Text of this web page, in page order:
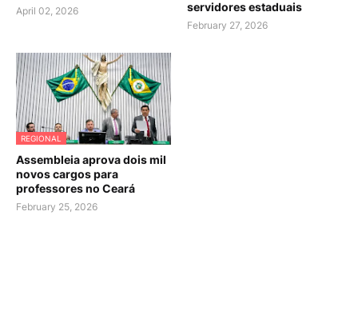
April 02, 2026 servidores estaduais
February 27, 2026
REGIONAL
Assembleia aprova dois mil
novos cargos para
professores no Ceará
February 25, 2026